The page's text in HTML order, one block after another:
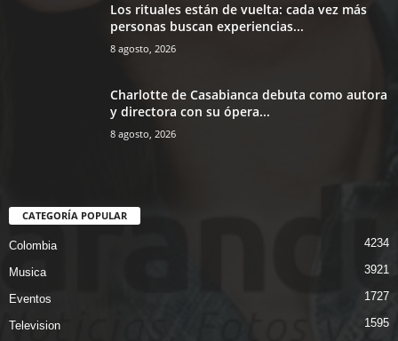
Los rituales están de vuelta: cada vez más
personas buscan experiencias...
8 agosto, 2026
Charlotte de Casabianca debuta como autora
y directora con su ópera...
8 agosto, 2026
CATEGORÍA POPULAR
Colombia 4234
Musica 3921
Eventos 1727
Television 1595